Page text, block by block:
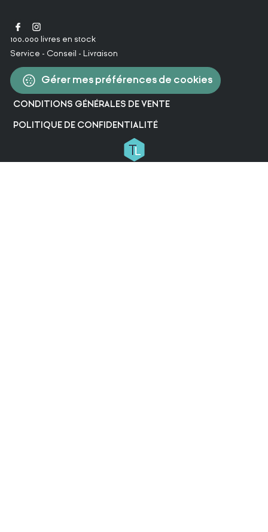
100.000 livres en stock
Service - Conseil - Livraison
Gérer mes préférences de cookies
CONDITIONS GÉNÉRALES DE VENTE
POLITIQUE DE CONFIDENTIALITÉ